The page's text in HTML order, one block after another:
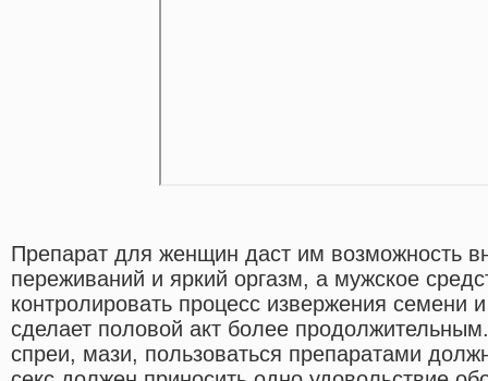
Препарат для женщин даст им возможность
переживаний и яркий оргазм, а мужское
контролировать процесс извержения семени
сделает половой акт более
спреи, мази, пользоваться препаратами